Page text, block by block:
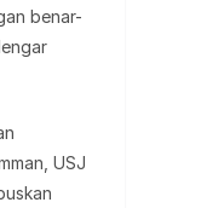
benar-
USJ